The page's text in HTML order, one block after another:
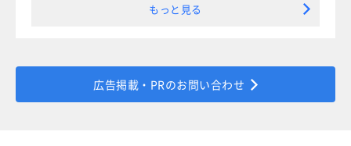
もっと見る
広告掲載・PRのお問い合わせ